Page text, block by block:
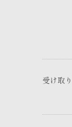
受け取